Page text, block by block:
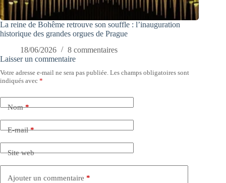
La reine de Bohême retrouve son souffle : l’inauguration
historique des grandes orgues de Prague
18/06/2026
8 commentaires
Laisser un commentaire
Votre adresse e-mail ne sera pas publiée. Les champs obligatoires sont
indiqués avec *
Nom*
E-mail*
Site web
Ajouter un commentaire *